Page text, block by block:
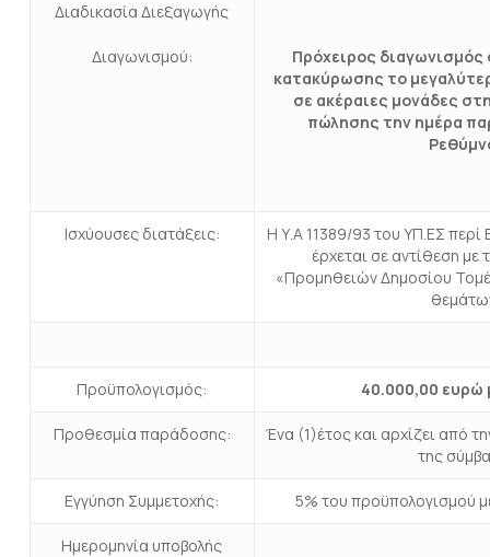
Διαδικασία Διεξαγωγής
Διαγωνισμού:
Πρόχειρος διαγωνισμός
κατακύρωσης το
σε ακέραιες μονάδες
πώλησης την ημέρα
Ισχύουσες διατάξεις:
Η Υ.Α 11389/93 του ΥΠ.ΕΣ
έρχεται σε αντίθεση
«Προμηθειών Δημοσίου
Προϋπολογισμός: 40.000,00 ευρώ
Προθεσμία παράδοσης:
Ένα (1)έτος και αρχίζει από
της
Εγγύηση Συμμετοχής: 5% του προϋπολογισμού
Ημερομηνία υποβολής